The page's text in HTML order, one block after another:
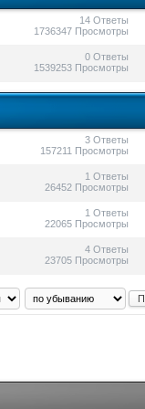
14 Ответы
1736347 Просмотры
0 Ответы
1539253 Просмотры
3 Ответы
157211 Просмотры
1 Ответы
26452 Просмотры
1 Ответы
22065 Просмотры
4 Ответы
23705 Просмотры